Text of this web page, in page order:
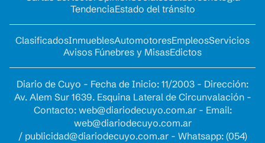
TendenciaEstado del tránsito
ClasificadosInmueblesAutomotoresEmpleosServicios
Avisos Fúnebres y MisasEdictos
Diario de Cuyo - Fecha de Inicio: 11/2003 - Dirección:
Av. Alem Sur 1639. Esquina Lateral de Circunvalación -
Contacto: web@diariodecuyo.com.ar- Email:
web@diariodecuyo.com.ar
/ publicidad@diariodecuyo.com.ar- Whatsapp: (054)